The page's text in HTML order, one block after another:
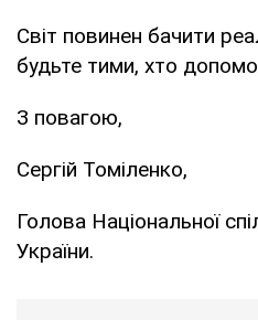
Світ повинен бачити
будьте тими, хто
З повагою,
Сергій Томіленко,
Голова Національної
України.